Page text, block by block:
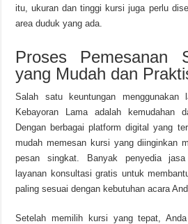
itu, ukuran dan tinggi kursi juga perlu
area duduk yang ada.
Proses Pemesanan
yang Mudah dan
Salah satu keuntungan
Kebayoran Lama adalah kemudahan
Dengan berbagai platform digital yang
mudah memesan kursi yang diinginkan
pesan singkat. Banyak penyedia
layanan konsultasi gratis untuk
paling sesuai dengan kebutuhan acara
Setelah memilih kursi yang tepat,